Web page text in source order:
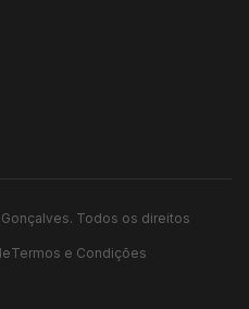
Todos os direitos
Termos e Condições